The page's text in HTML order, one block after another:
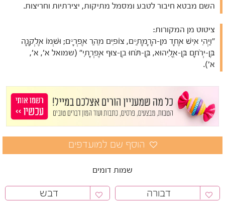
השם מבטא חיבור לטבע ומסמל מתיקות, יצירתיות וחריצות.
ציטוט מן המקורות:
"וַיְהִי אִישׁ אֶחָד מִן-הָרָמָתַיִם, צוֹפִים מֵהַר אֶפְרָיִם; וּשְׁמוֹ אֶלְקָנָה
בֶּן-יְרֹחָם בֶּן-אֱלִיהוּא, בֶּן-תֹּחוּ בֶן-צוּף אֶפְרָתִי" (שמואל א', א',
א').
שמות דומים
דבורה
דבש